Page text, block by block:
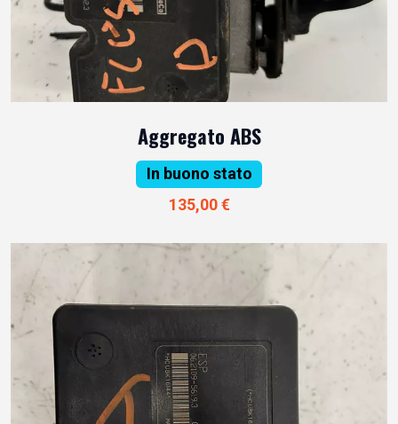
Aggregato ABS
In buono stato
135,00 €